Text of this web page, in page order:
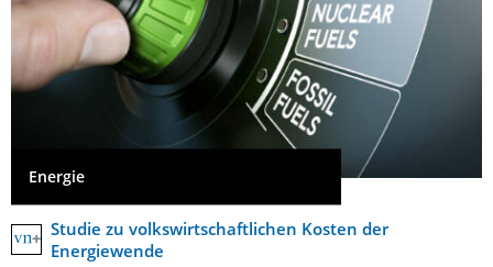
Energie
Studie zu volkswirtschaftlichen Kosten der
Energiewende